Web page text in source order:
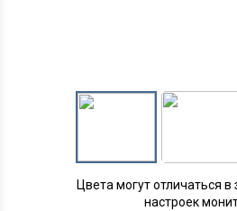
Цвета могут отличаться в
настроек